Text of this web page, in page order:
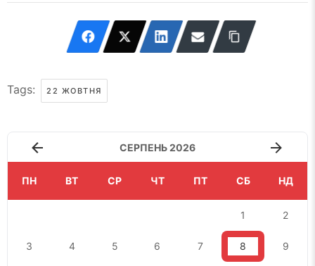
Tags: 22 ЖОВТНЯ
СЕРПЕНЬ 2026
ПН ВТ СР ЧТ ПТ СБ НД
1 2
3 4 5 6 7 8 9